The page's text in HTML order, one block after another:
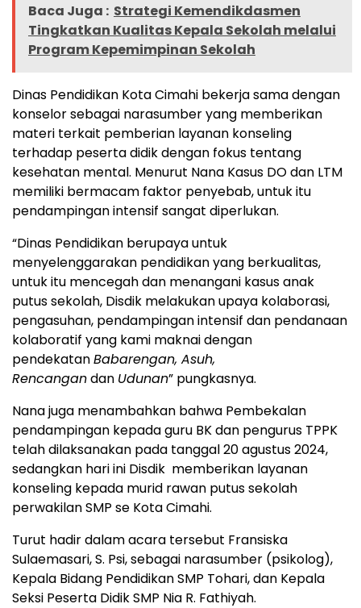
Baca Juga : Strategi Kemendikdasmen
Tingkatkan Kualitas Kepala Sekolah melalui
Program Kepemimpinan Sekolah
Dinas Pendidikan Kota Cimahi bekerja sama dengan
konselor sebagai narasumber yang memberikan
materi terkait pemberian layanan konseling
terhadap peserta didik dengan fokus tentang
kesehatan mental. Menurut Nana Kasus DO dan LTM
memiliki bermacam faktor penyebab, untuk itu
pendampingan intensif sangat diperlukan.
“Dinas Pendidikan berupaya untuk
menyelenggarakan pendidikan yang berkualitas,
untuk itu mencegah dan menangani kasus anak
putus sekolah, Disdik melakukan upaya kolaborasi,
pengasuhan, pendampingan intensif dan pendanaan
kolaboratif yang kami maknai dengan
pendekatanBabarengan, Asuh,
Rencangandan Udunan” pungkasnya.
Nana juga menambahkan bahwa Pembekalan
pendampingan kepada guru BK dan pengurus TPPK
telah dilaksanakan pada tanggal 20 agustus 2024,
sedangkan hari ini Disdik memberikan layanan
konseling kepada murid rawan putus sekolah
perwakilan SMP se Kota Cimahi.
Turut hadir dalam acara tersebut Fransiska
Sulaemasari, S. Psi, sebagai narasumber (psikolog),
Kepala Bidang Pendidikan SMP Tohari, dan Kepala
Seksi Peserta Didik SMP Nia R. Fathiyah.